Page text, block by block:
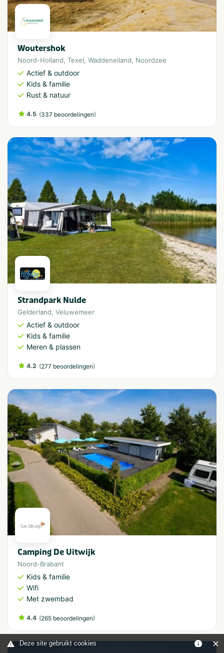
Deze site gebruikt cookies
Woutershok
Noord-Holland, Texel, Waddeneiland, Noordzee
Actief & outdoor
Kids & familie
Rust & natuur
4.5 (337 beoordelingen)
Strandpark Nulde
Gelderland, Veluwemeer
Actief & outdoor
Kids & familie
Meren & plassen
4.2 (277 beoordelingen)
Camping De Uitwijk
Noord-Brabant
Kids & familie
Wifi
Met zwembad
4.4 (265 beoordelingen)